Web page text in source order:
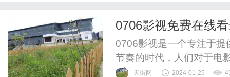
让您无需担心花费的问题
0706影视免费在线
0706影视是一个专注于提
节奏的时代，人们对于电
们的这一需求，为大家带
天街网 2024-01-25